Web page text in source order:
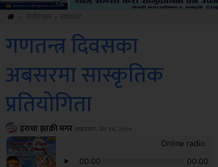
ksbus
गणतन्त्र दिवसका
अबसरमा सास्कृतिक
प्रतियोगिता
इराधा झाक्री मगर आइतबार, जेठ १४, २०८०